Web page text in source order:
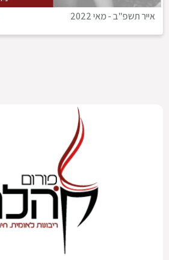
אייר תשפ"ב-מאי 2022